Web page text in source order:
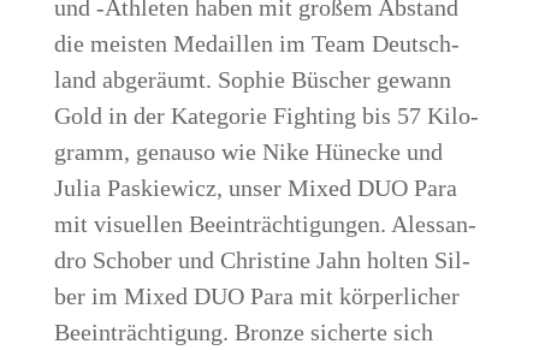
und ‑Ath­le­ten haben mit gro­ßem Abstand
die meis­ten Medail­len im Team Deutsch­
land abge­räumt. Sophie Büscher gewann
Gold in der Kate­go­rie Fight­ing bis 57 Kilo­
gramm, genau­so wie Nike Hüne­cke und
Julia Pas­kie­wicz, unser Mixed DUO Para
mit visu­el­len Beein­träch­ti­gun­gen. Ales­san­
dro Scho­ber und Chris­ti­ne Jahn hol­ten Sil­
ber im Mixed DUO Para mit kör­per­li­cher
Beein­träch­ti­gung. Bron­ze sicher­te sich